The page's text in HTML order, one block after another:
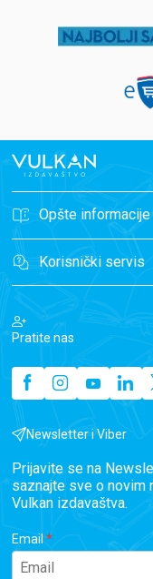
Opšte informacije
Korisnički servis
Pratite nas
Newsletter i Viber
Prijavite se na
saznajte sve o novim
Vulkan izdavaštva.
Email